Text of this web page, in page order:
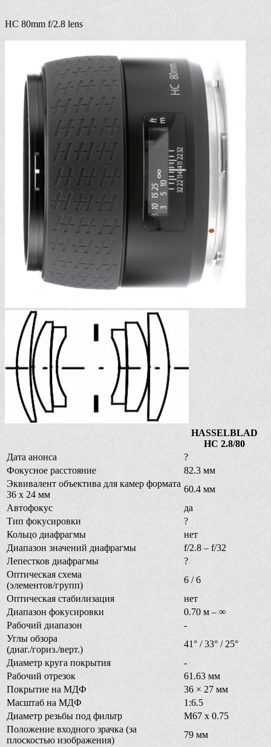
HC 80mm f/2.8 lens
HASSELBLAD
HC 2.8/80
Дата анонса
?
Фокусное расстояние
82.3 мм
Эквивалент объектива для камер формата
36 х 24 мм
60.4 мм
Автофокус
да
Тип фокусировки
?
Кольцо диафрагмы
нет
Диапазон значений диафрагмы
f/2.8 – f/32
Лепестков диафрагмы
?
Оптическая схема
(элементов/групп)
6 / 6
Оптическая стабилизация
нет
Диапазон фокусировки
0.70 м – ∞
Рабочий диапазон
-
Углы обзора
(диаг./гориз./верт.)
41° / 33° / 25°
Диаметр круга покрытия
-
Рабочий отрезок
61.63 мм
Покрытие на МДФ
36 × 27 мм
Масштаб на МДФ
1:6.5
Диаметр резьбы под фильтр
M67 x 0.75
Положение входного зрачка (за
плоскостью изображения)
79 мм